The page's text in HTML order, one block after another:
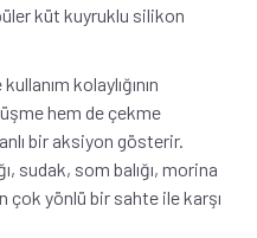
küt kuyruklu silikon
kolaylığının
hem de çekme
bir aksiyon gösterir.
sudak, som balığı, morina
çok yönlü bir sahte ile karşı